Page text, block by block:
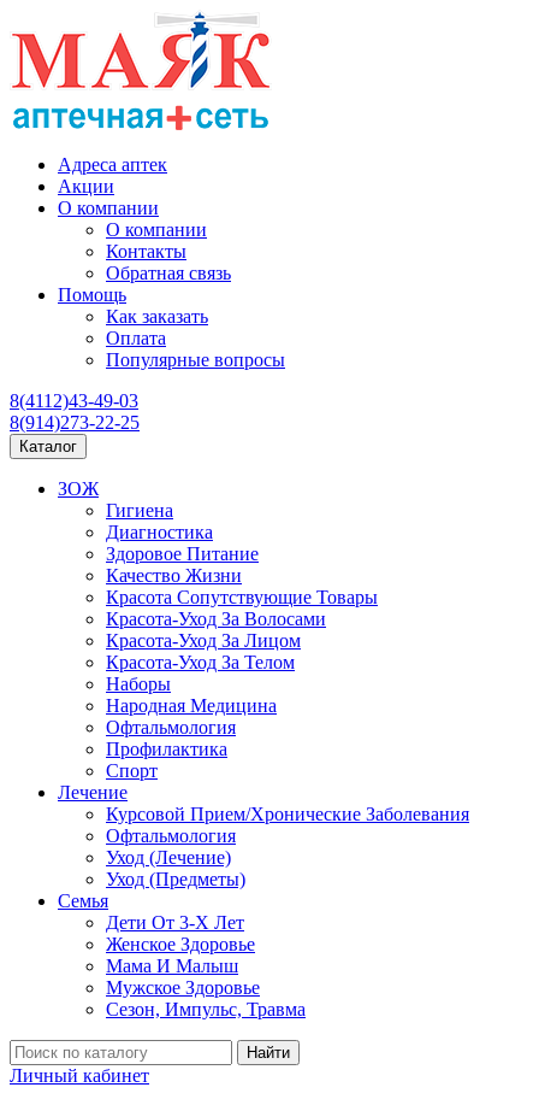
Адреса аптек
Акции
О компании
О компании
Контакты
Обратная связь
Помощь
Как заказать
Оплата
Популярные вопросы
8(4112)43-49-03
8(914)273-22-25
Каталог
ЗОЖ
Гигиена
Диагностика
Здоровое Питание
Качество Жизни
Красота Сопутствующие Товары
Красота-Уход За Волосами
Красота-Уход За Лицом
Красота-Уход За Телом
Наборы
Народная Медицина
Офтальмология
Профилактика
Спорт
Лечение
Курсовой Прием/Хронические Заболевания
Офтальмология
Уход (Лечение)
Уход (Предметы)
Семья
Дети От 3-Х Лет
Женское Здоровье
Мама И Малыш
Мужское Здоровье
Сезон, Импульс, Травма
Найти
Личный кабинет